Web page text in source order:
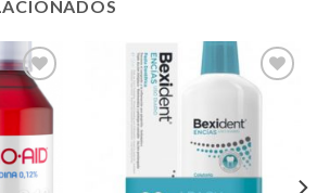
Añadir
a la
lista de
deseos
Añadir
lista de
deseos